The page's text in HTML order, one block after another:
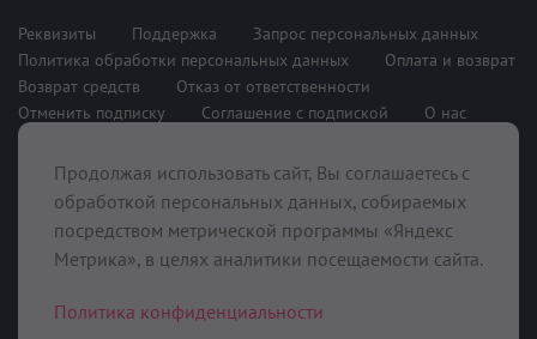
Реквизиты Поддержка
Запрос персональных данных
Политика обработки персональных данных
Оплата и возврат
Возврат средств
Отказ от ответственности
Отменить подписку
Соглашение с подпиской О нас
При поддержке
Продолжая использовать сайт, Вы соглашаетесь с
обработкой персональных данных, собираемых
посредством метрической программы «Яндекс
Метрика», в целях аналитики посещаемости сайта.
Политика конфиденциальности